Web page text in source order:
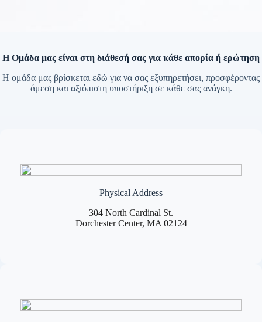
Η Ομάδα μας είναι στη διάθεσή σας για κάθε απορία ή ερώτηση
Η ομάδα μας βρίσκεται εδώ για να σας εξυπηρετήσει, προσφέροντας
άμεση και αξιόπιστη υποστήριξη σε κάθε σας ανάγκη.
Physical Address
304 North Cardinal St.
Dorchester Center, MA 02124